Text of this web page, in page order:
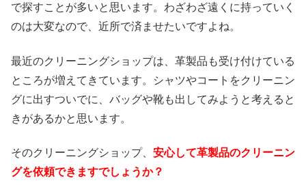
で探すことが多いと思います。わざわざ遠くに持っていく
のは大変なので、近所で済ませたいですよね。
最近のクリーニングショップは、革製品も受け付けている
ところが増えてきています。シャツやコートをクリーニン
グに出すついでに、バッグや靴も出してみようと考えると
きがあるかと思います。
そのクリーニングショップ、 安心して革製品のクリーニン
グを依頼できますでしょうか？